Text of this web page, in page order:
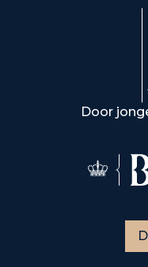
Door